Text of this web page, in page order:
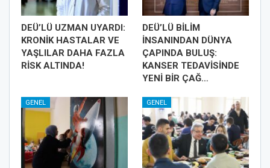
DEÜ’LÜ UZMAN UYARDI:
KRONİK HASTALAR VE
YAŞLILAR DAHA FAZLA
RİSK ALTINDA!
DEÜ’LÜ BİLİM
İNSANINDAN DÜNYA
ÇAPINDA BULUŞ:
KANSER TEDAVİSİNDE
YENİ BİR ÇAĞ…
GENEL GENEL